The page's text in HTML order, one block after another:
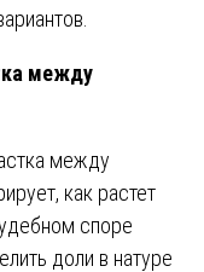
между
между
как растет
споре
доли в натуре